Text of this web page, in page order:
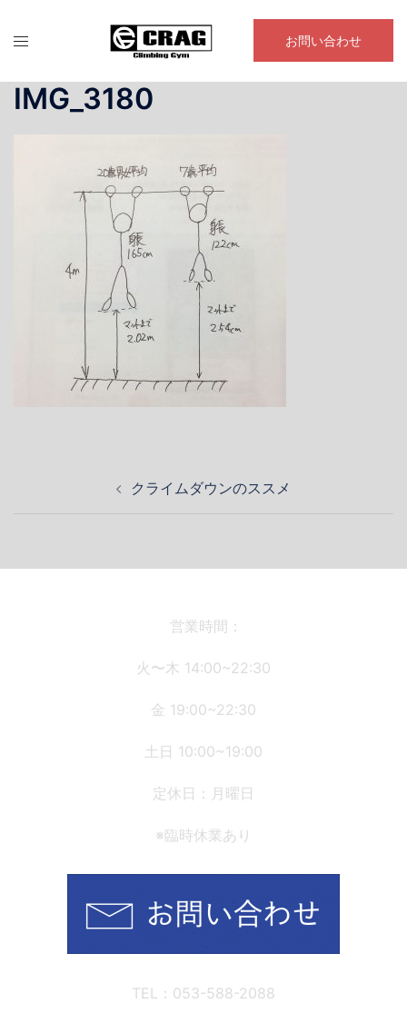
ン
お問い合わせ
IMG_3180
ゲ
クライムダウンのススメ
営業時間：
火〜木 14:00~22:30
金 19:00~22:30
土日 10:00~19:00
定休日：月曜日
※臨時休業あり
TEL：053-588-2088